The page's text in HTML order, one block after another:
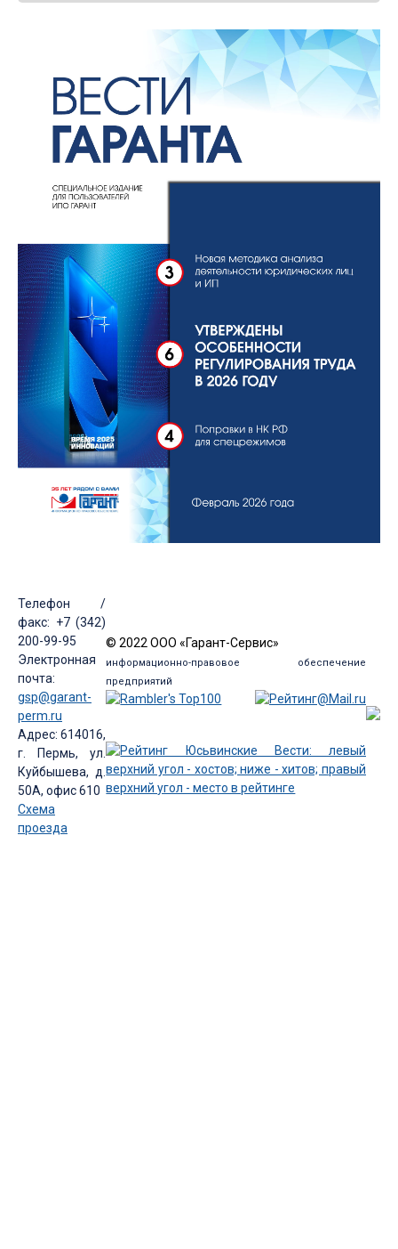
Телефон /
факс: +7 (342)
200-99-95
Электронная
почта:
gsp@garant-
perm.ru
Адрес: 614016,
г. Пермь, ул.
Куйбышева, д.
50А, офис 610
Схема
проезда
© 2022 ООО «Гарант-Сервис»
информационно-правовое обеспечение
предприятий